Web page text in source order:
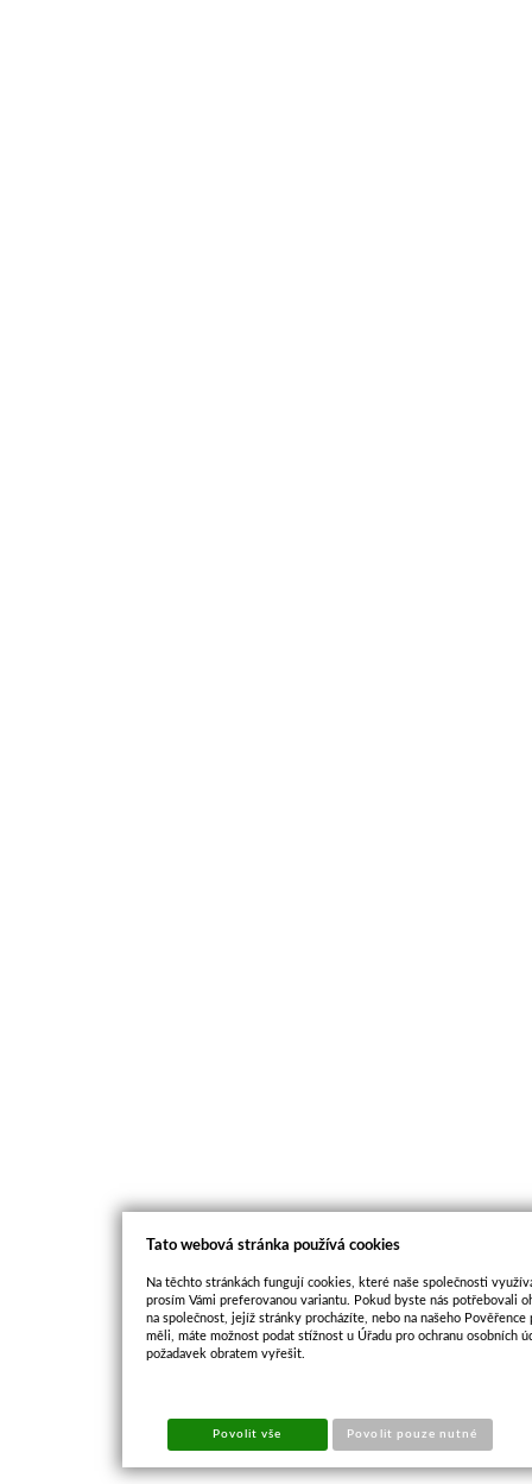
Tato webová stránka používá cookies
Na těchto stránkách fungují cookies, které naše společnosti
prosím Vámi preferovanou variantu. Pokud byste nás potřebovali
na společnost, jejíž stránky procházíte, nebo na našeho
měli, máte možnost podat stížnost u Úřadu pro ochranu osobních
požadavek obratem vyřešit.
Povolit vše Povolit pouze nutné